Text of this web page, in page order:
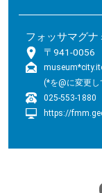
フォッサマグナ
〒941-0056
(*を@に変更
025-553-1880
https://